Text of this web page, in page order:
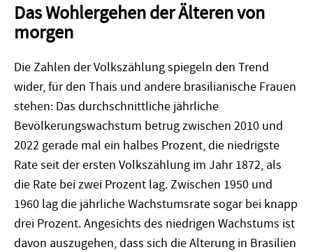
Das Wohlergehen der Älteren von
morgen
Die Zahlen der Volkszählung spiegeln den Trend
wider, für den Thais und andere brasilianische Frauen
stehen: Das durchschnittliche jährliche
Bevölkerungswachstum betrug zwischen 2010 und
2022 gerade mal ein halbes Prozent, die niedrigste
Rate seit der ersten Volkszählung im Jahr 1872, als
die Rate bei zwei Prozent lag. Zwischen 1950 und
1960 lag die jährliche Wachstumsrate sogar bei knapp
drei Prozent. Angesichts des niedrigen Wachstums ist
davon auszugehen, dass sich die Alterung in Brasilien